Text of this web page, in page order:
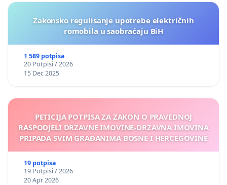
Zakonsko regulisanje upotrebe električnih
romobila u saobraćaju BiH
1 589 potpisa
20 Potpisi / 2026
15 Dec 2025
PETICIJA POTPISA ZA ZAKON O PRAVEDNOJ
RASPODJELI DRZAVNE IMOVINE-DRZAVNA IMOVINA
PRIPADA SVIM GRAĐANIMA BOSNE I HERCEGOVINE
19 potpisa
19 Potpisi / 2026
20 Apr 2026